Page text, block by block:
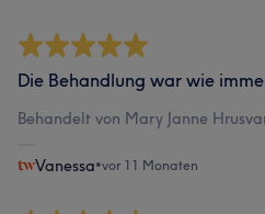
Die Behandlung war wie
Behandelt von Mary Janne
Vanessa•vor 11 Monaten